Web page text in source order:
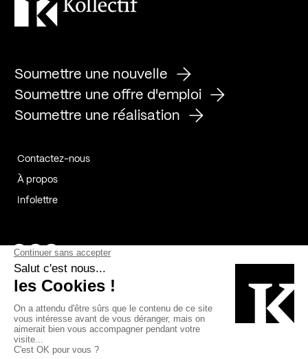
Soumettre une nouvelle
Soumettre une offre d'emploi
Soumettre une réalisation
Contactez-nous
À propos
Infolettre
Page Facebook de Kollectif
Page Instagram de Kollectif
Page Linkedin de Kollectif
Bâtiment-Durable-Québec-1
Esquisses-1IRAC-1